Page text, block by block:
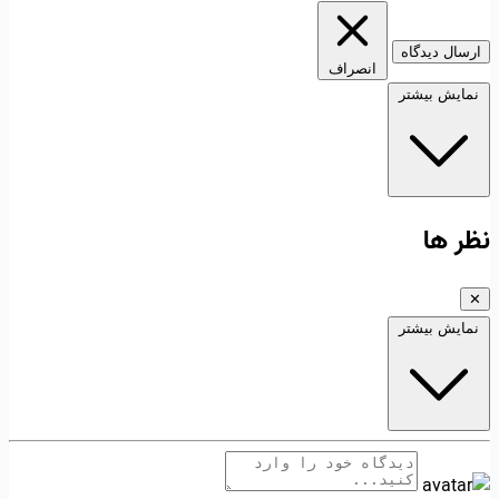
ارسال دیدگاه
انصراف
نمایش بیشتر
نظر ها
✕
نمایش بیشتر